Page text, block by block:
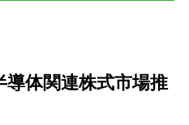
体関連株式市場推